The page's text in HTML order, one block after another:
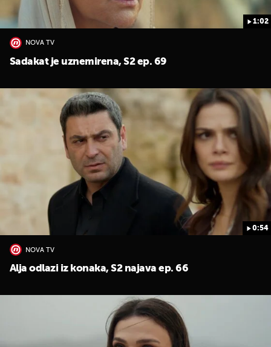
1:02
NOVA TV
Sadakat je uznemirena, S2 ep. 69
0:54
NOVA TV
Alja odlazi iz konaka, S2 najava ep. 66